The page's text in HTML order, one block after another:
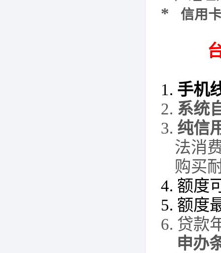
* 信用
1. 手机
2. 系统
3. 纯信
法消
购买
4. 额度
5. 额度
6. 贷款
申办